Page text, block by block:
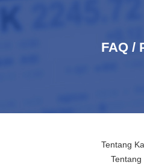
FAQ /
Tentang
Tentang